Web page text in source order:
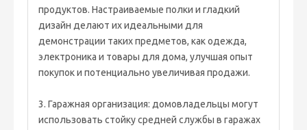
продуктов. Настраиваемые полки и гладкий
дизайн делают их идеальными для
демонстрации таких предметов, как одежда,
электроника и товары для дома, улучшая опыт
покупок и потенциально увеличивая продажи.
3. Гаражная организация: домовладельцы могут
использовать стойку средней службы в гаражах